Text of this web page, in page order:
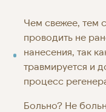
Чем свежее, тем
проводить не
нанесения, так
травмируется и
процесс
Больно? Не